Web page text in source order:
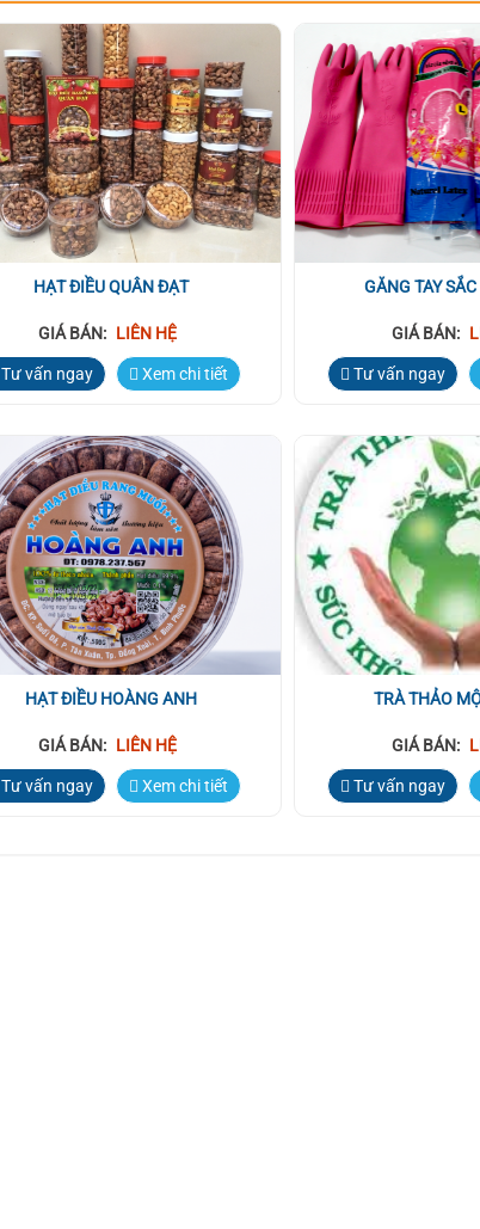
HẠT ĐIỀU QUÂN ĐẠT
GIÁ BÁN: LIÊN HỆ
Tư vấn ngay Xem chi tiết
GĂNG TAY
GIÁ BÁN:
Tư vấn ngay
HẠT ĐIỀU HOÀNG ANH
GIÁ BÁN: LIÊN HỆ
Tư vấn ngay Xem chi tiết
TRÀ THẢO
GIÁ BÁN:
Tư vấn ngay